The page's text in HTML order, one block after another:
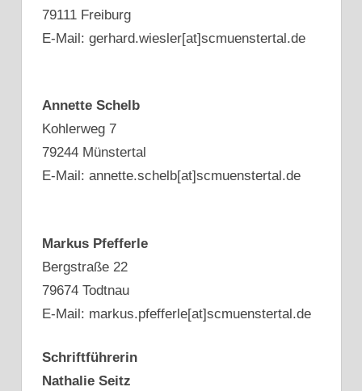
79111 Freiburg
E-Mail: gerhard.wiesler[at]scmuenstertal.de
Annette Schelb
Kohlerweg 7
79244 Münstertal
E-Mail: annette.schelb[at]scmuenstertal.de
Markus Pfefferle
Bergstraße 22
79674 Todtnau
E-Mail: markus.pfefferle[at]scmuenstertal.de
Schriftführerin
Nathalie Seitz